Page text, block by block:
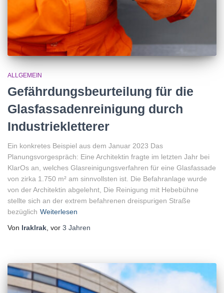
ALLGEMEIN
Gefährdungsbeurteilung für die
Glasfassadenreinigung durch
Industriekletterer
Ein konkretes Beispiel aus dem Januar 2023 Das
Planungsvorgespräch: Eine Architektin fragte im letzten Jahr bei
KlarOs an, welches Glasreinigungsverfahren für eine Glasfassade
von zirka 1.750 m² am sinnvollsten ist. Die Befahranlage wurde
von der Architektin abgelehnt, Die Reinigung mit Hebebühne
stellte sich an der extrem befahrenen dreispurigen Straße
bezüglich Weiterlesen
Von lraklrak , vor 3 Jahren